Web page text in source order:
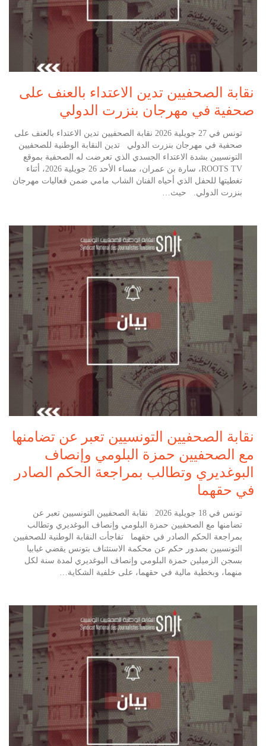
نقابة الصحفيين تدين الاعتداء بالعنف على
صحفية في مهرجان بنزرت الدولي
تونس في 27 جويلية 2026 نقابة الصحفيين تدين الاعتداء بالعنف على
صحفية في مهرجان بنزرت الدولي تدين النقابة الوطنية للصحفيين
التونسيين بشدة الاعتداء الجسدي الذي تعرضت له الصحفية بموقع
ROOTS TV، سارة بن عمران، مساء الأحد 26 جويلية 2026، أثناء
تغطيتها للحفل الذي أحياه الفنان الشاب مامي ضمن فعاليات مهرجان
بنزرت الدولي. حيث…
نقابة الصحفيين التونسيين تعبر عن تضامنها
مع الصحفيين حمزة البلومي وإنصاف
البوغديري وتطالب بمراجعة الحكم الصادر
في حقهما
تونس في 18 جويلية 2026 نقابة الصحفيين التونسيين تعبر عن
تضامنها مع الصحفيين حمزة البلومي وإنصاف البوغديري وتطالب
بمراجعة الحكم الصادر في حقهما تفاجأت النقابة الوطنية للصحفيين
التونسيين بصدور حكم عن محكمة الاستئناف بتونس يقضي غيابيا
بسجن الزميلين حمزة البلومي وإنصاف البوغديري لمدة سنة لكل
منهما، وبخطية مالية في حقهما، على خلفية الشكاية…